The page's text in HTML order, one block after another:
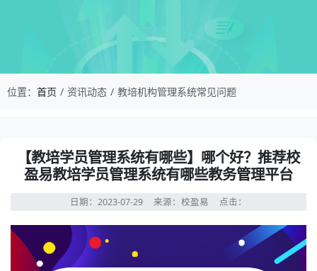
位置： 首页 资讯动态 教培机构管理系统常见问题
【教培学员管理系统有哪些】哪个好？推荐校
盈易教培学员管理系统有哪些教务管理平台
日期：2023-07-29 来源：校盈易 点击：